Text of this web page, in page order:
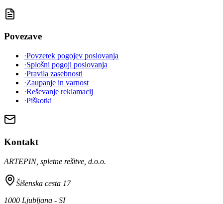
Povezave
·Povzetek pogojev poslovanja
·Splošni pogoji poslovanja
·Pravila zasebnosti
·Zaupanje in varnost
·Reševanje reklamacij
·Piškotki
Kontakt
ARTEPIN, spletne rešitve, d.o.o.
Šišenska cesta 17
1000 Ljubljana - SI